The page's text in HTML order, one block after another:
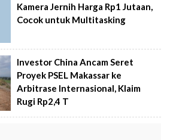
Kamera Jernih Harga Rp1 Jutaan,
Cocok untuk Multitasking
Investor China Ancam Seret
Proyek PSEL Makassar ke
Arbitrase Internasional, Klaim
Rugi Rp2,4 T